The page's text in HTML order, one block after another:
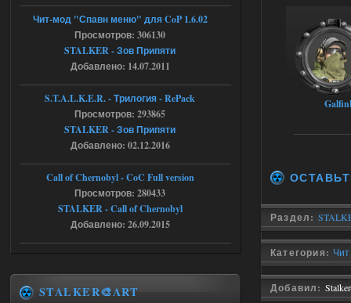
Раздел:
Категория:
Добавил:
05.08.2026
Путь во мгле + GUNSLINGER mod
16:09
stalker673920
где пароль?
Dead Air: Refined
Stalker-Mods-Clan-su
Доступно только для пользователей
Чит-мод "Спавн меню" для CoP 1.6.02
Просмотров: 306130
STALKER - Зов Припяти
Добавлено: 14.07.2011
S.T.A.L.K.E.R. - Трилогия - RePack
Просмотров: 293865
STALKER - Зов Припяти
Добавлено: 02.12.2016
Call of Chernobyl - CoC Full version
Просмотров: 280433
STALKER - Call of Chernobyl
Добавлено: 26.09.2015
STALKER🎨ART